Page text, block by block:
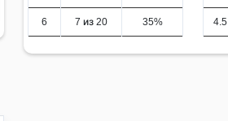
6 7 из 20 35% 4.5